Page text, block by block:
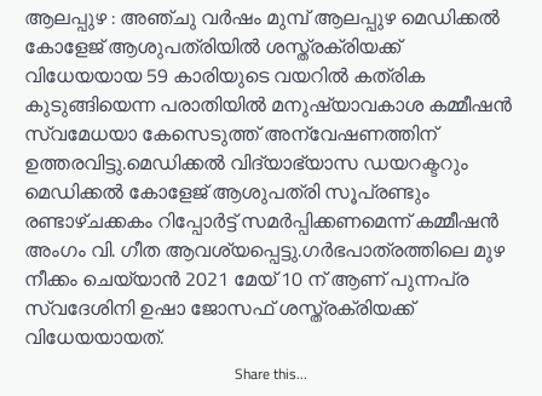
ആലപ്പുഴ : അഞ്ചു വർഷം മുമ്പ് ആലപ്പുഴ മെഡിക്കൽ
കോളേജ് ആശുപത്രിയിൽ ശസ്ത്രക്രിയക്ക്
വിധേയയായ 59 കാരിയുടെ വയറിൽ കത്രിക
കുടുങ്ങിയെന്ന പരാതിയിൽ മനുഷ്യാവകാശ കമ്മീഷൻ
സ്വമേധയാ കേസെടുത്ത് അന്വേഷണത്തിന്
ഉത്തരവിട്ടു.മെഡിക്കൽ വിദ്യാഭ്യാസ ഡയറക്ടറും
മെഡിക്കൽ കോളേജ് ആശുപത്രി സൂപ്രണ്ടും
രണ്ടാഴ്ചക്കകം റിപ്പോർട്ട് സമർപ്പിക്കണമെന്ന് കമ്മീഷൻ
അംഗം വി. ഗീത ആവശ്യപ്പെട്ടു.ഗർഭപാത്രത്തിലെ മുഴ
നീക്കം ചെയ്യാൻ 2021 മേയ് 10 ന് ആണ് പുന്നപ്ര
സ്വദേശിനി ഉഷാ ജോസഫ് ശസ്ത്രക്രിയക്ക്
വിധേയയായത്.
Share this...